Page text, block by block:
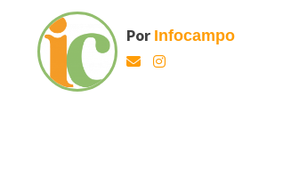
Por Infocampo